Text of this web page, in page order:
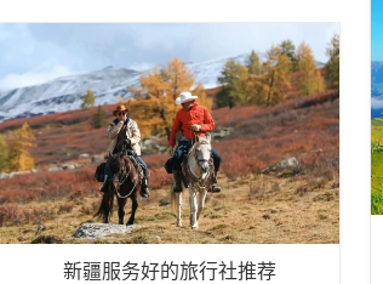
新疆服务好的旅行社推荐